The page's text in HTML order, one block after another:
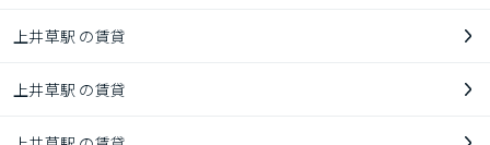
上井草駅 の賃貸
上井草駅 の賃貸